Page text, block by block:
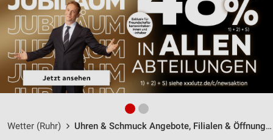
Wetter (Ruhr) Uhren & Schmuck Angebote, Filialen & Öffnungszeiten